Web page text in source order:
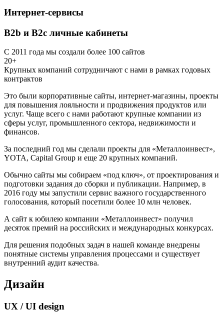
Интернет-сервисы
B2b и B2c личные кабинеты
С 2011 года мы создали более 100 сайтов
20+
Крупных компаний сотрудничают с нами в рамках годовых
контрактов
Это были корпоративные сайты, интернет-магазины, проекты
для повышения лояльности и продвижения продуктов или
услуг. Чаще всего с нами работают крупные компании из
сферы услуг, промышленного сектора, недвижимости и
финансов.
За последний год мы сделали проекты для «Металлоинвест»,
YOTA, Capital Group и еще 20 крупных компаний.
Обычно сайты мы собираем «под ключ», от проектирования и
подготовки задания до сборки и публикации. Например, в
2016 году мы запустили сервис важного государственного
голосования, который посетили более 10 млн человек.
А сайт к юбилею компании «Металлоинвест» получил
десяток премий на российских и международных конкурсах.
Для решения подобных задач в нашей команде внедрены
понятные системы управления процессами и существует
внутренний аудит качества.
Дизайн
UX / UI design